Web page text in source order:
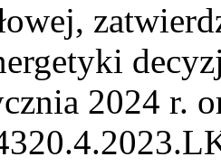
2024 r.